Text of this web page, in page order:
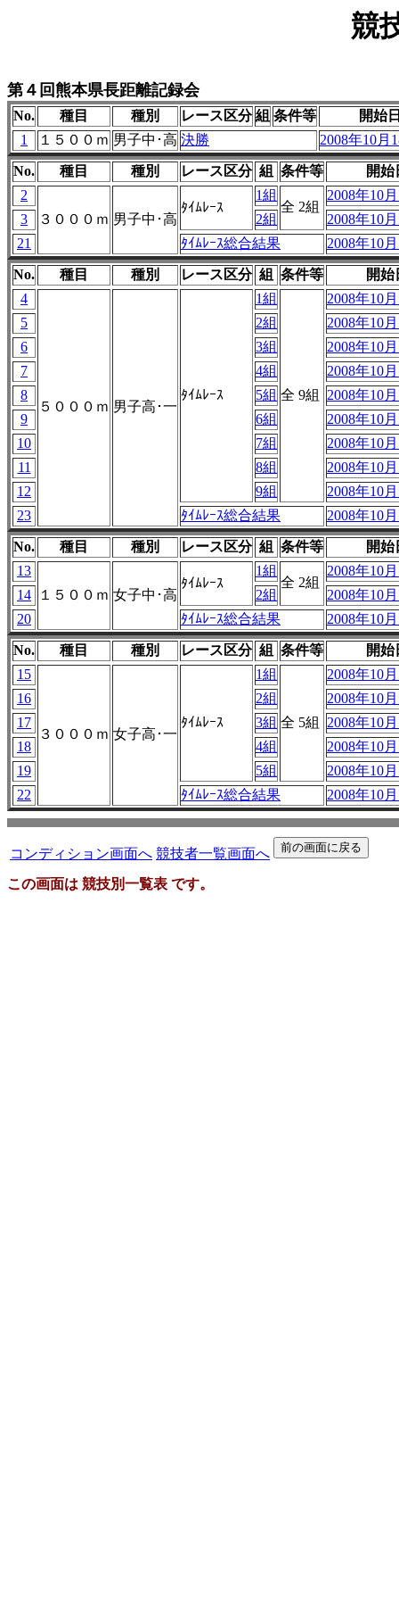
競
第４回熊本県長距離記録会
No. 種目 種別 レース区分 組 条件等
開始
1
１５００ｍ 男子中･高 決勝 2008年10月
No. 種目 種別 レース区分 組 条件等
開始
2
３０００ｍ 男子中･高
ﾀｲﾑﾚｰｽ
1組
全 2組
2008年10
3
2組
2008年10
21
ﾀｲﾑﾚｰｽ総合結果 2008年10
No. 種目 種別 レース区分 組 条件等
開始
4
５０００ｍ 男子高･一
ﾀｲﾑﾚｰｽ
1組
全 9組
2008年10
5
2組
2008年10
6
3組
2008年10
7
4組
2008年10
8
5組
2008年10
9
6組
2008年10
10
7組
2008年10
11
8組
2008年10
12
9組
2008年10
23
ﾀｲﾑﾚｰｽ総合結果 2008年10
No. 種目 種別 レース区分 組 条件等
開始
13
１５００ｍ 女子中･高
ﾀｲﾑﾚｰｽ
1組
全 2組
2008年10
14
2組
2008年10
20
ﾀｲﾑﾚｰｽ総合結果 2008年10
No. 種目 種別 レース区分 組 条件等
開始
15
３０００ｍ 女子高･一
ﾀｲﾑﾚｰｽ
1組
全 5組
2008年10
16
2組
2008年10
17
3組
2008年10
18
4組
2008年10
19
5組
2008年10
22
ﾀｲﾑﾚｰｽ総合結果 2008年10
コンディション画面へ 競技者一覧画面へ
この画面は 競技別一覧表 です。